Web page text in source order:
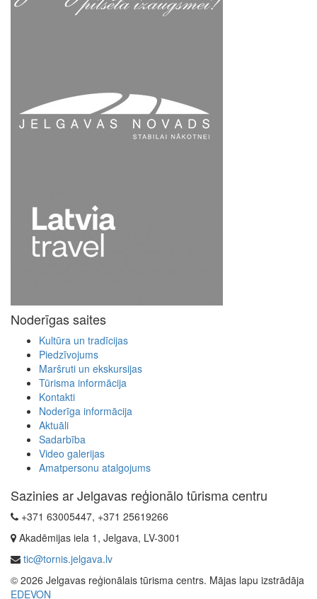
Noderīgas saites
Kultūra un tradīcijas
Piedzīvojums
Maršruti un ekskursijas
Tūrisma informācija
Kontakti
Noderīga informācija
Aktuāli
Sadarbība
Video galerijas
Amatpersonu atalgojums
Sazinies ar Jelgavas reģionālo tūrisma centru
+371 63005447, +371 25619266
Akadēmijas iela 1, Jelgava, LV-3001
tic@tornis.jelgava.lv
© 2026 Jelgavas reģionālais tūrisma centrs. Mājas lapu izstrādāja
EDEVON